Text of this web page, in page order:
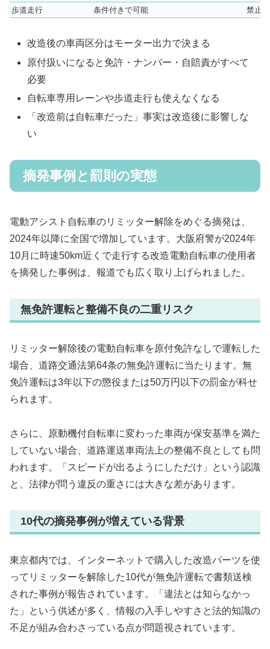
歩道走行
条件付きで可能 禁止
改造後の車両区分はモーター出力で決まる
原付扱いになると免許・ナンバー・自賠責がすべて
必要
自転車専用レーンや歩道走行も使えなくなる
「改造前は自転車だった」事実は改造後に影響しな
い
摘発事例と罰則の実態
電動アシスト自転車のリミッター解除をめぐる摘発は、
2024年以降に全国で増加しています。大阪府警が2024年
10月に時速50km近くで走行する改造電動自転車の使用者
を摘発した事例は、報道でも広く取り上げられました。
無免許運転と整備不良の二重リスク
リミッター解除後の電動自転車を原付免許なしで運転した
場合、道路交通法第64条の無免許運転に当たります。無
免許運転は3年以下の懲役または50万円以下の罰金が科せ
られます。
さらに、原動機付自転車に変わった車両が保安基準を満た
していない場合、道路運送車両法上の整備不良としても問
われます。「スピードが出るようにしただけ」という認識
と、法律が問う違反の重さには大きな差があります。
10代の摘発事例が増えている背景
東京都内では、インターネットで購入した改造パーツを使
ってリミッターを解除した10代が無免許運転で書類送検
された事例が報告されています。「違法とは知らなかっ
た」という供述が多く、情報の入手しやすさと法的知識の
不足が組み合わさっている点が問題視されています。